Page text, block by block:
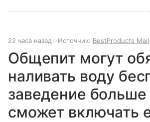
22 часа назад Источник: BestProducts Mail
Общепит могут
наливать воду
заведение больше
сможет включать